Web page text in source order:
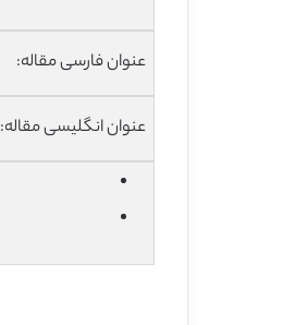
عنوان فارسی مقاله:
عنوان انگلیسی مقاله: